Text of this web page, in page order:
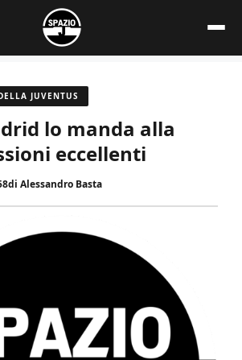
JUVENTUS
lo manda alla
eccellenti
di Alessandro Basta